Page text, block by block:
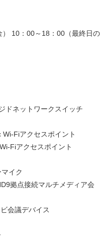
10：00～18：00（最終日の
ドネットワークスイッチ
Fiアクセスポイント
Fiアクセスポイント
イク
拠点接続マルチメディア会
会議デバイス